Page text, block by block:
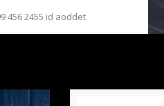
456 2455 id aoddet